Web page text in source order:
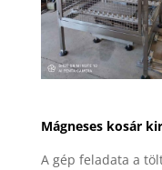
Mágneses kosár
A gép feladata a